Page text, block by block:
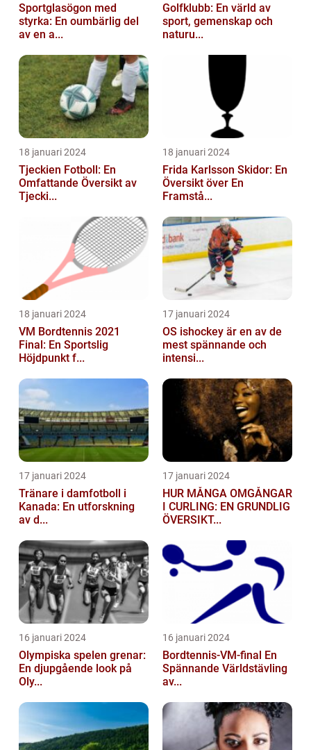
Sportglasögon med
styrka: En oumbärlig del
av en a...
Golfklubb: En värld av
sport, gemenskap och
naturu...
18 januari 2024
Tjeckien Fotboll: En
Omfattande Översikt av
Tjecki...
18 januari 2024
Frida Karlsson Skidor: En
Översikt över En
Framstå...
18 januari 2024
VM Bordtennis 2021
Final: En Sportslig
Höjdpunkt f...
17 januari 2024
OS ishockey är en av de
mest spännande och
intensi...
17 januari 2024
Tränare i damfotboll i
Kanada: En utforskning
av d...
17 januari 2024
HUR MÅNGA OMGÅNGAR
I CURLING: EN GRUNDLIG
ÖVERSIKT...
16 januari 2024
Olympiska spelen grenar:
En djupgående look på
Oly...
16 januari 2024
Bordtennis-VM-final En
Spännande Världstävling
av...